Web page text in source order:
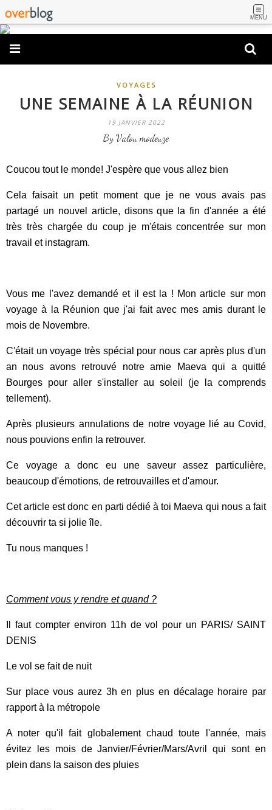
MENU
VOYAGES
UNE SEMAINE À LA RÉUNION
19 JANVIER 2022
By Valou modeuze
Coucou tout le monde! J'espère que vous allez bien
Cela faisait un petit moment que je ne vous avais pas
partagé un nouvel article, disons que la fin d'année a été
très très chargée du coup je m'étais concentrée sur mon
travail et instagram.
Vous me l'avez demandé et il est la ! Mon article sur mon
voyage à la Réunion que j'ai fait avec mes amis durant le
mois de Novembre.
C'était un voyage très spécial pour nous car après plus d'un
an nous avons retrouvé notre amie Maeva qui a quitté
Bourges pour aller s'installer au soleil (je la comprends
tellement).
Après plusieurs annulations de notre voyage lié au Covid,
nous pouvions enfin la retrouver.
Ce voyage a donc eu une saveur assez particulière,
beaucoup d'émotions, de retrouvailles et d'amour.
Cet article est donc en parti dédié à toi Maeva qui nous a fait
découvrir ta si jolie île.
Tu nous manques !
Comment vous y rendre et quand ?
Il faut compter environ 11h de vol pour un PARIS/ SAINT
DENIS
Le vol se fait de nuit
Sur place vous aurez 3h en plus en décalage horaire par
rapport à la métropole
A noter qu'il fait globalement chaud toute l'année, mais
évitez les mois de Janvier/Février/Mars/Avril qui sont en
plein dans la saison des pluies